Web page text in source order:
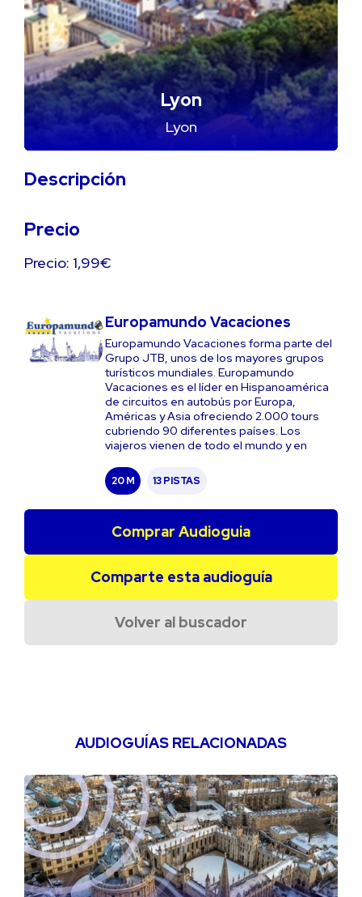
Lyon
Lyon
Descripción
Precio
Precio: 1,99€
Europamundo Vacaciones
Europamundo Vacaciones forma parte del
Grupo JTB, unos de los mayores grupos
turísticos mundiales. Europamundo
Vacaciones es el líder en Hispanoamérica
de circuitos en autobús por Europa,
Américas y Asia ofreciendo 2.000 tours
cubriendo 90 diferentes países. Los
viajeros vienen de todo el mundo y en
20 M 13 PISTAS
Comprar Audioguia
Comparte esta audioguía
Volver al buscador
AUDIOGUÍAS RELACIONADAS